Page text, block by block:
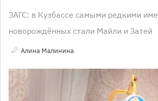
ЗАГС: в Кузбассе самыми редкими
новорождённых стали Майли и Затей
Алина Малинина